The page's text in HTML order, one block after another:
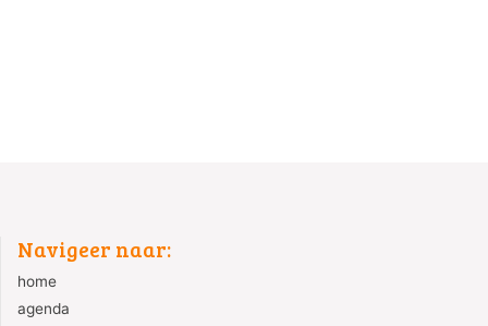
Navigeer naar:
home
agenda